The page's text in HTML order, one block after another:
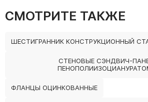
СМОТРИТЕ ТАКЖЕ
ШЕСТИГРАННИК КОНСТРУКЦИОННЫЙ
СТЕНОВЫЕ СЭНДВИЧ-
ФЛАНЦЫ ОЦИНКОВАННЫЕ